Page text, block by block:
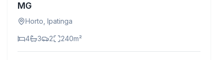
MG
Horto Ipatinga
4 3 2 240m²